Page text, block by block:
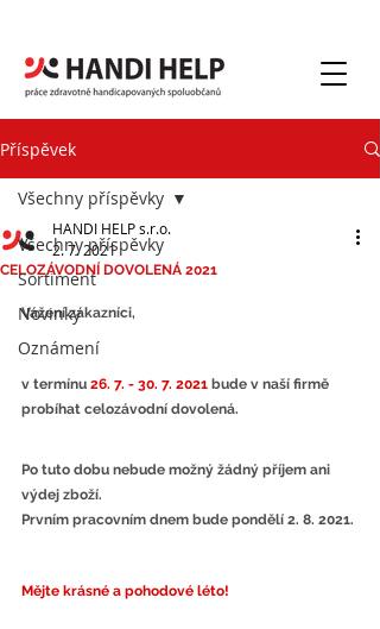
Příspěvek
Všechny příspěvky
Sortiment
Novinky
Oznámení
Všechny příspěvky
CELOZÁVODNÍ DOVOLENÁ 2021
HANDI HELP s.r.o.
2. 7. 2021
Vážení zákazníci,
v termínu 26. 7. - 30. 7. 2021 bude v naší firmě
probíhat celozávodní dovolená.
Po tuto dobu nebude možný žádný příjem ani
výdej zboží.
Prvním pracovním dnem bude pondělí 2. 8. 2021.
Mějte krásné a pohodové léto!